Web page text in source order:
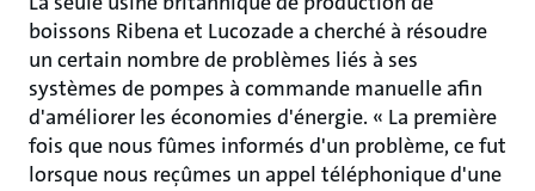
boissons Ribena et Lucozade a cherché à résoudre
un certain nombre de problèmes liés à ses
systèmes de pompes à commande manuelle afin
d'améliorer les économies d'énergie. « La première
fois que nous fûmes informés d'un problème, ce fut
lorsque nous reçûmes un appel téléphonique d'une